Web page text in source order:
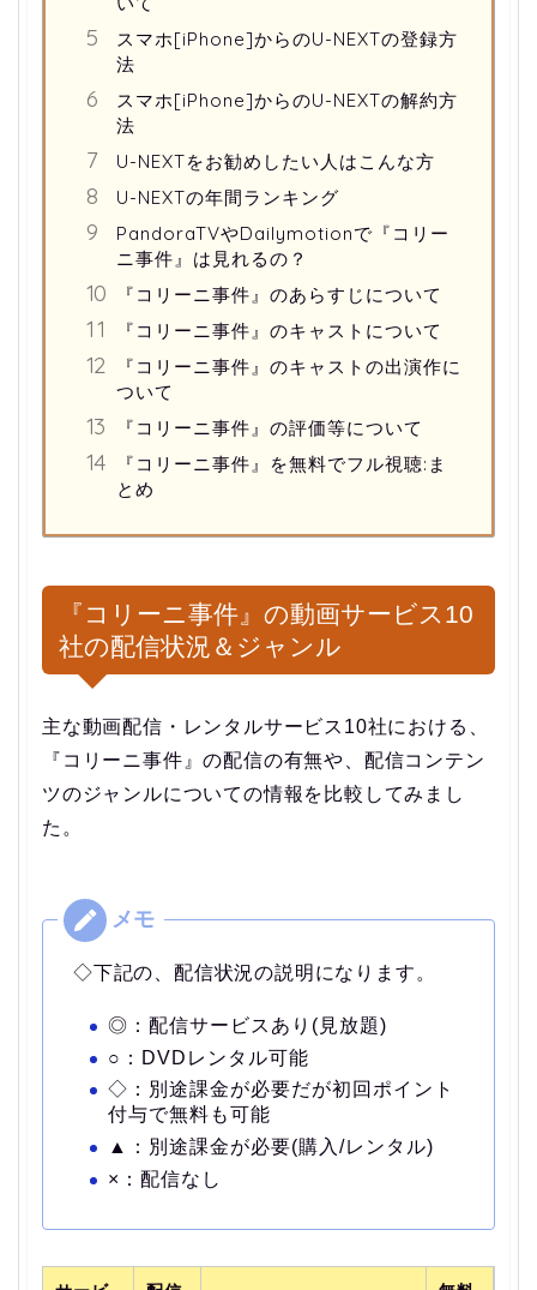
スマホ[iPhone]からのU-NEXTの登録方
法
スマホ[iPhone]からのU-NEXTの解約方
法
U-NEXTをお勧めしたい人はこんな方
U-NEXTの年間ランキング
PandoraTVやDailymotionで『コリー
ニ事件』は見れるの？
『コリーニ事件』のあらすじについて
『コリーニ事件』のキャストについて
『コリーニ事件』のキャストの出演作に
ついて
『コリーニ事件』の評価等について
『コリーニ事件』を無料でフル視聴:ま
とめ
『コリーニ事件』の動画サービス10
社の配信状況＆ジャンル
主な動画配信・レンタルサービス10社における、
『コリーニ事件』の配信の有無や、配信コンテン
ツのジャンルについての情報を比較してみまし
た。
◇下記の、配信状況の説明になります。
◎：配信サービスあり(見放題)
○：DVDレンタル可能
◇：別途課金が必要だが初回ポイント
付与で無料も可能
▲：別途課金が必要(購入/レンタル)
×：配信なし